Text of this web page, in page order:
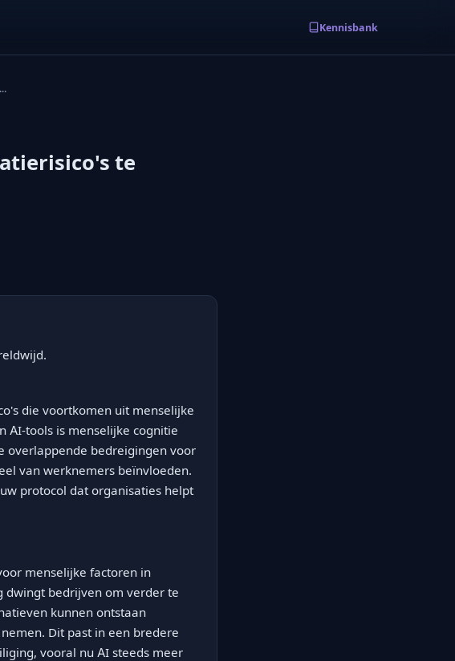
Kennisbank
te
die voortkomen uit menselijke
AI-tools is menselijke cognitie
overlappende bedreigingen voor
van werknemers beïnvloeden.
protocol dat organisaties helpt
menselijke factoren in
dwingt bedrijven om verder te
kunnen ontstaan
Dit past in een bredere
vooral nu AI steeds meer